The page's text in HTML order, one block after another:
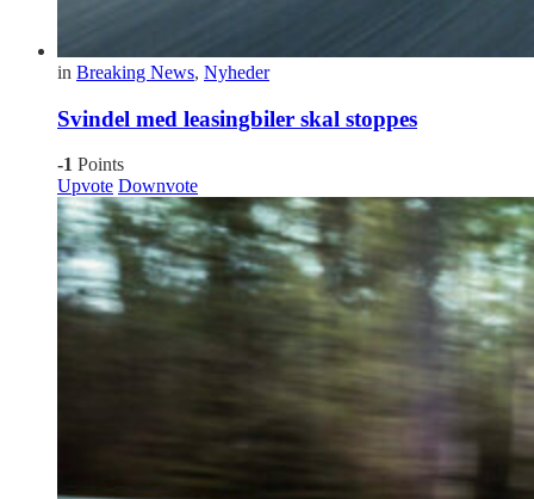
in Breaking News, Nyheder
Svindel med leasingbiler skal stoppes
-1 Points
Upvote Downvote